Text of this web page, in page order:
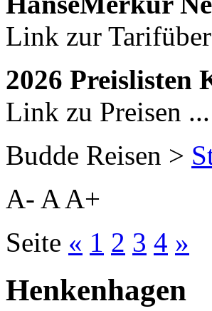
Link zur
2026 Preislisten
Link zu Preisen ...
Budde Reisen >
A- A A+
Seite « 1 2 3 4 »
Henkenhagen